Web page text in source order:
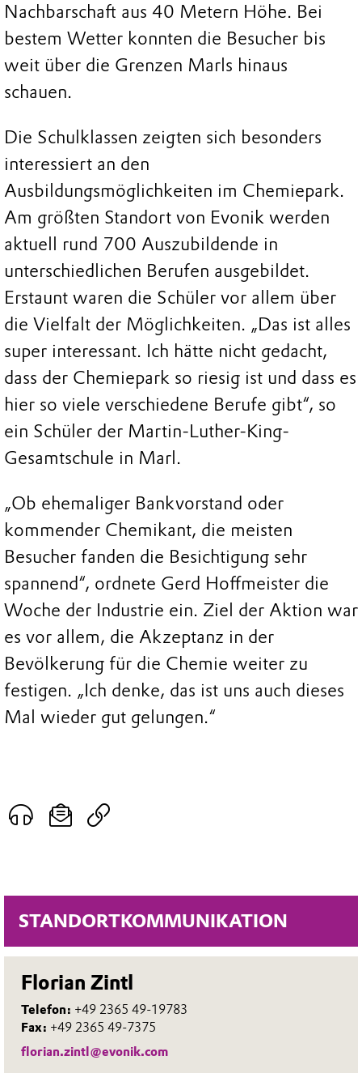
STANDORTKOMMUNIKATION
Florian Zintl
Telefon: +49 2365 49-19783
Fax: +49 2365 49-7375
florian.zintl@evonik.com
Nachbarschaft aus 40 Metern Höhe. Bei
bestem Wetter konnten die Besucher bis
weit über die Grenzen Marls hinaus
schauen.
Die Schulklassen zeigten sich besonders
interessiert an den
Ausbildungsmöglichkeiten im Chemiepark.
Am größten Standort von Evonik werden
aktuell rund 700 Auszubildende in
unterschiedlichen Berufen ausgebildet.
Erstaunt waren die Schüler vor allem über
die Vielfalt der Möglichkeiten. „Das ist alles
super interessant. Ich hätte nicht gedacht,
dass der Chemiepark so riesig ist und dass es
hier so viele verschiedene Berufe gibt“, so
ein Schüler der Martin-Luther-King-
Gesamtschule in Marl.
„Ob ehemaliger Bankvorstand oder
kommender Chemikant, die meisten
Besucher fanden die Besichtigung sehr
spannend“, ordnete Gerd Hoffmeister die
Woche der Industrie ein. Ziel der Aktion war
es vor allem, die Akzeptanz in der
Bevölkerung für die Chemie weiter zu
festigen. „Ich denke, das ist uns auch dieses
Mal wieder gut gelungen.“